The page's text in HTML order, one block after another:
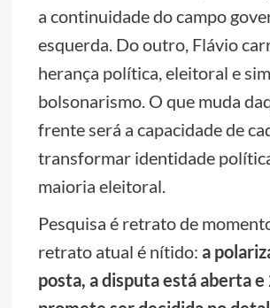
a continuidade do campo
esquerda. Do outro, Flávio
herança política, eleitoral e
bolsonarismo. O que muda
frente será a capacidade de
transformar identidade
maioria eleitoral.
Pesquisa é retrato de
retrato atual é nítido: a
posta, a disputa está aberta